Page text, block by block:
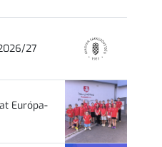
27
Európa-